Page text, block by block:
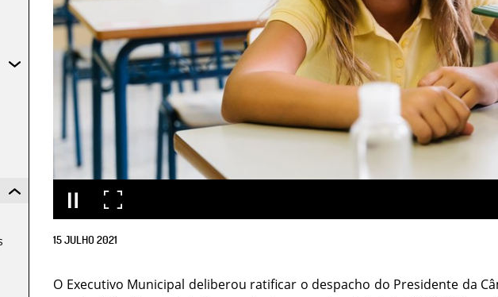
15JULHO2021
O Executivo Municipal deliberou ratificar o despacho do Presidente da